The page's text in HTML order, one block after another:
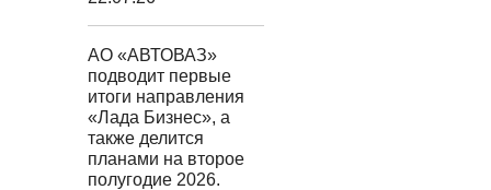
АО «АВТОВАЗ»
подводит первые
итоги направления
«Лада Бизнес», а
также делится
планами на второе
полугодие 2026.